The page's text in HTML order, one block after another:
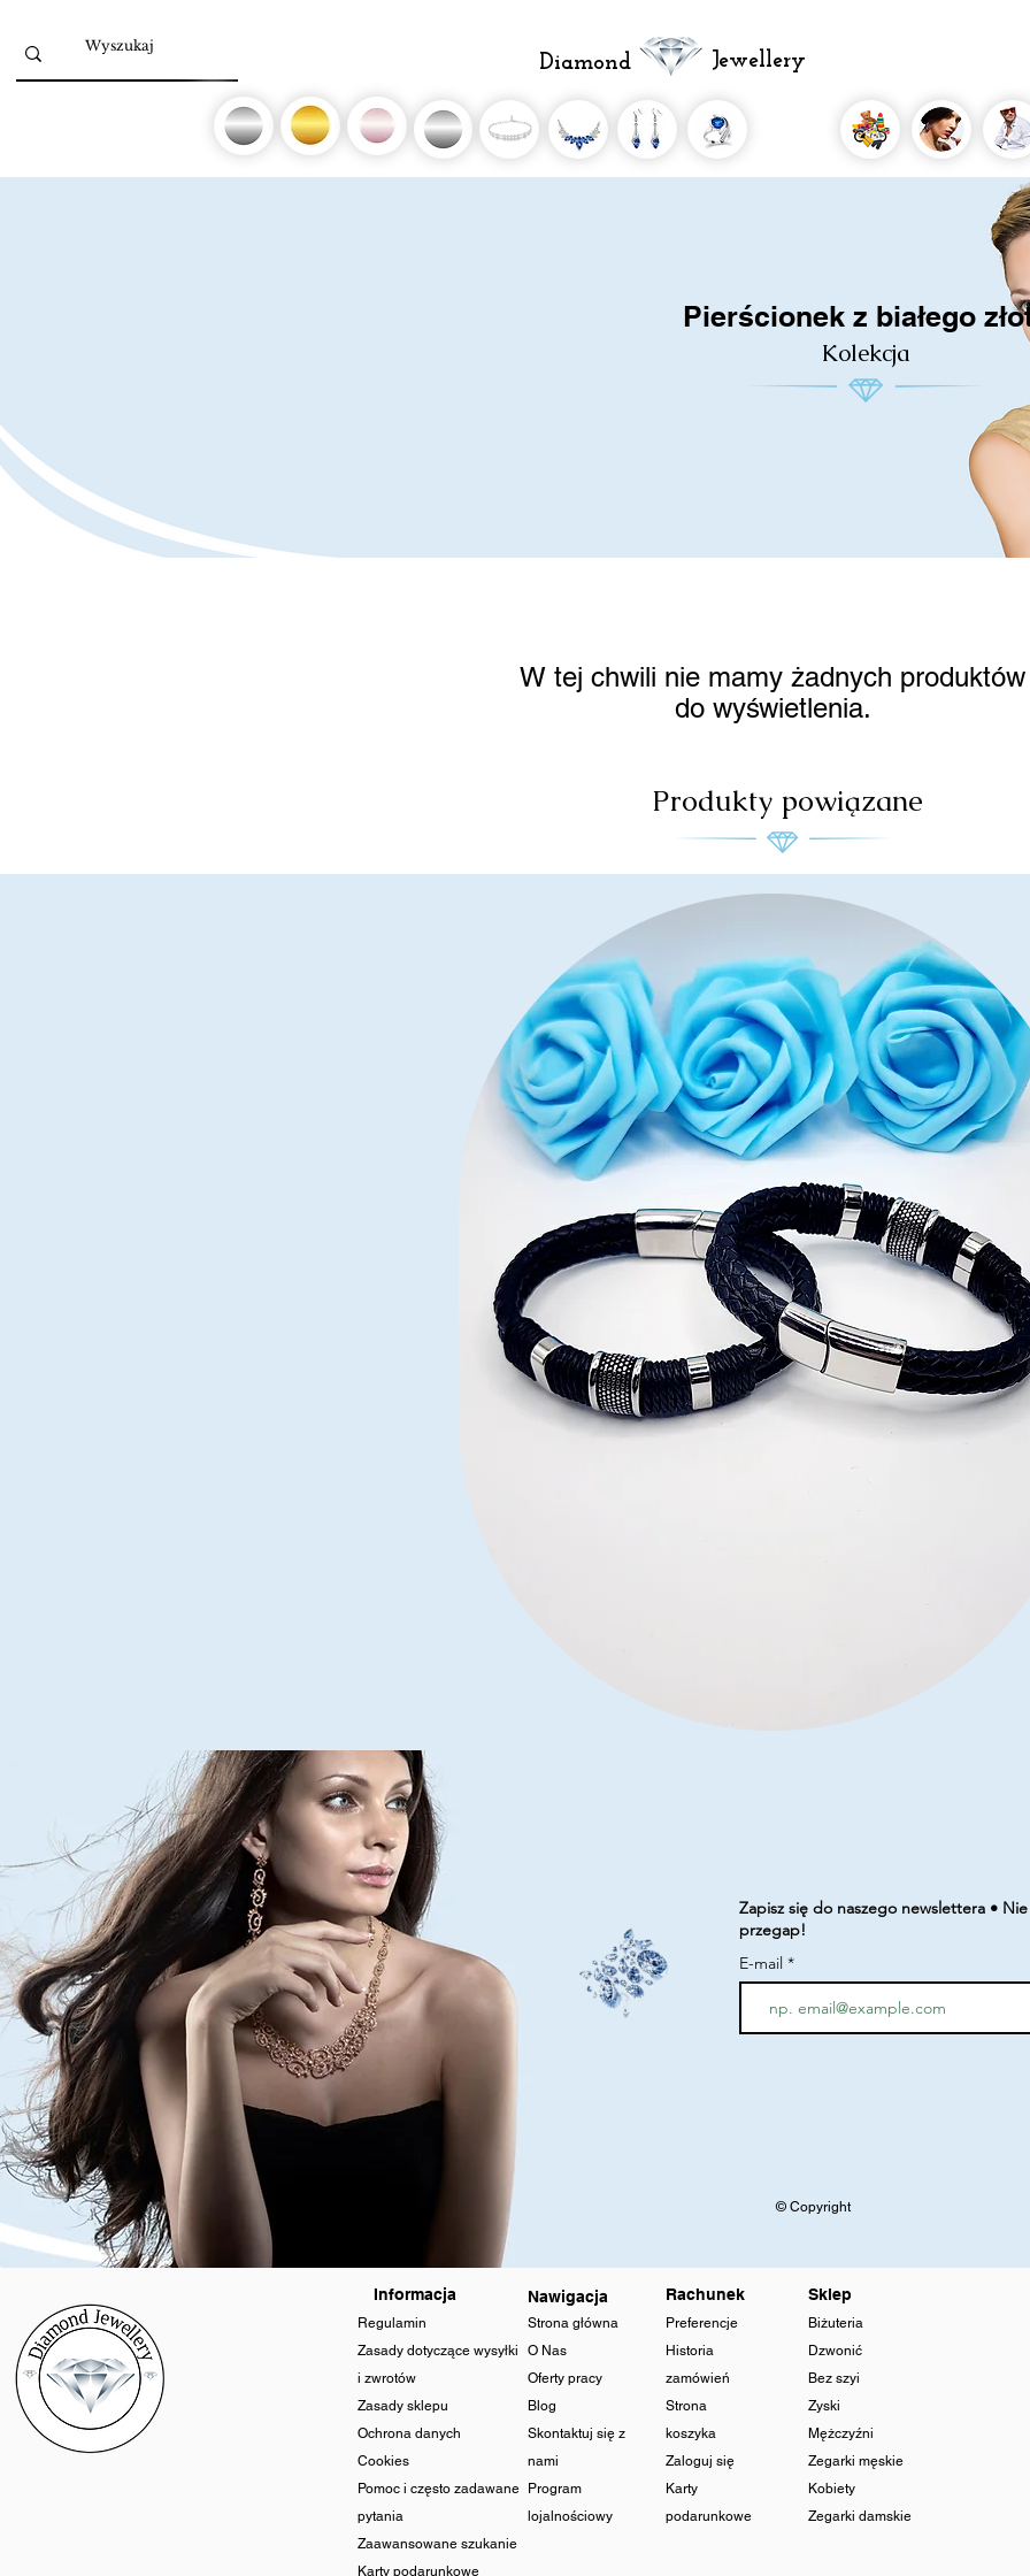
Diamond Jewellery
Pierścionek z białego
Kolekcja
W tej chwili nie mamy żadnych produktów
do wyświetlenia.
Produkty powiązane
Magnetic
Clasp
Zapisz się do naszego newslettera • Nie
przegap!
E-mail
© Copyright
Informacja
Regulamin
Zasady dotyczące wysyłki
i zwrotów
Zasady sklepu
Ochrona danych
Cookies
Pomoc i często zadawane
pytania
Zaawansowane szukanie
Karty podarunkowe
Nawigacja
Strona główna
O Nas
Oferty pracy
Blog
Skontaktuj się z
nami
Program
lojalnościowy
Rachunek
Preferencje
Historia
zamówień
Strona
koszyka
Zaloguj się
Karty
podarunkowe
Sklep
Biżuteria
Dzwonić
Bez szyi
Zyski
Mężczyźni
Zegarki męskie
Kobiety
Zegarki damskie